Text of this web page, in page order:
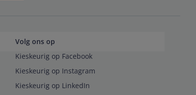
Volg ons op
Kieskeurig op Facebook
Kieskeurig op Instagram
Kieskeurig op LinkedIn